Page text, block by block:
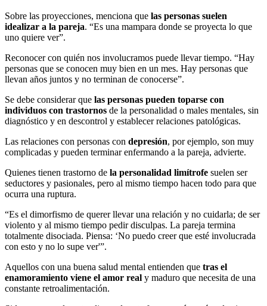
Sobre las proyecciones, menciona que las personas suelen
idealizar a la pareja. “Es una mampara donde se proyecta lo que
uno quiere ver”.
Reconocer con quién nos involucramos puede llevar tiempo. “Hay
personas que se conocen muy bien en un mes. Hay personas que
llevan años juntos y no terminan de conocerse”.
Se debe considerar que las personas pueden toparse con
individuos con trastornos de la personalidad o males mentales, sin
diagnóstico y en descontrol y establecer relaciones patológicas.
Las relaciones con personas con depresión, por ejemplo, son muy
complicadas y pueden terminar enfermando a la pareja, advierte.
Quienes tienen trastorno de la personalidad limítrofe suelen ser
seductores y pasionales, pero al mismo tiempo hacen todo para que
ocurra una ruptura.
“Es el dimorfismo de querer llevar una relación y no cuidarla; de ser
violento y al mismo tiempo pedir disculpas. La pareja termina
totalmente disociada. Piensa: ‘No puedo creer que esté involucrada
con esto y no lo supe ver'”.
Aquellos con una buena salud mental entienden que tras el
enamoramiento viene el amor real y maduro que necesita de una
constante retroalimentación.